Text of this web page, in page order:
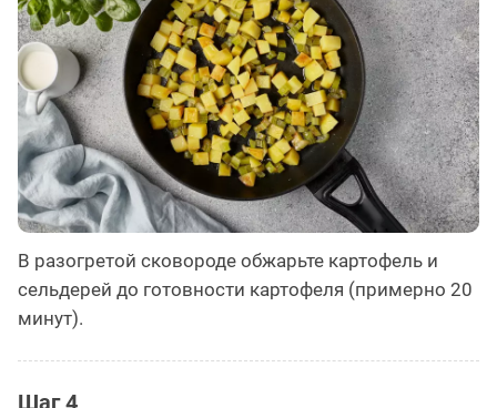
В разогретой сковороде обжарьте картофель и
сельдерей до готовности картофеля (примерно 20
минут).
Шаг 4